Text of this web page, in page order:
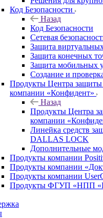
Код Безопасности
Назад
Код Безопасности
Сетевая
Защита
Защита конечных
Защита мобильных
Создание и
Продукты Центра
компании «Конфидент»
Назад
Продукты Центра
компании
Линейка средств
DALLAS LOCK
Дополнительные
Продукты компании
Продукты компании
Продукты компании
Продукты ФГУП «НПП